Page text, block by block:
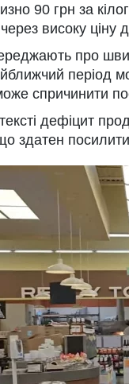
90 грн за
високу ціну
про
період
спричинити
дефіцит
здатен посилити